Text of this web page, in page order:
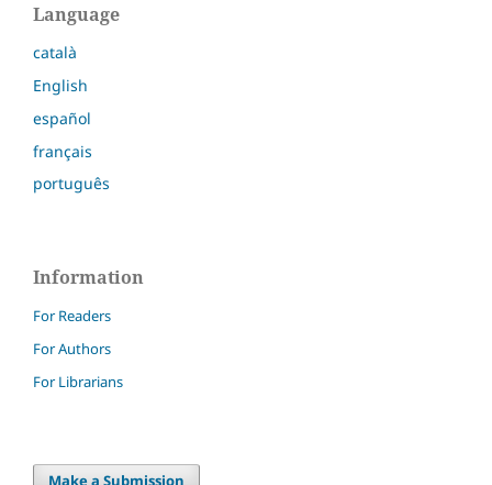
Language
català
English
español
français
português
Information
For Readers
For Authors
For Librarians
Make a Submission